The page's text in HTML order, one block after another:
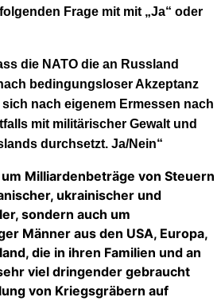
Frage mit mit „Ja“ oder
die NATO die an Russland
bedingungsloser Akzeptanz
nach eigenem Ermessen nach
mit militärischer Gewalt und
durchsetzt. Ja/Nein“
Milliardenbeträge von Steuern
ukrainischer und
sondern auch um
Männer aus den USA, Europa,
die in ihren Familien und an
viel dringender gebraucht
von Kriegsgräbern auf